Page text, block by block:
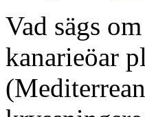
Vad sägs
kanarieöar